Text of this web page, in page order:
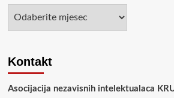
Kontakt
Asocijacija nezavisnih intelektualaca